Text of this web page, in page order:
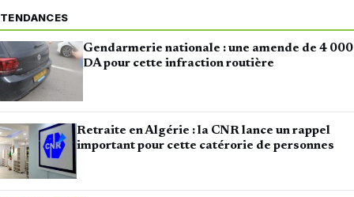
TENDANCES
Gendarmerie nationale : une amende de 4 000
DA pour cette infraction routière
Retraite en Algérie : la CNR lance un rappel
important pour cette catérorie de personnes